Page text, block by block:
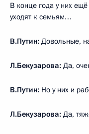
В конце года у них
уходят к семьям…
В.Путин: Довольные,
Л.Бекузарова: Да,
В.Путин: Но у них и
Л.Бекузарова: Да,